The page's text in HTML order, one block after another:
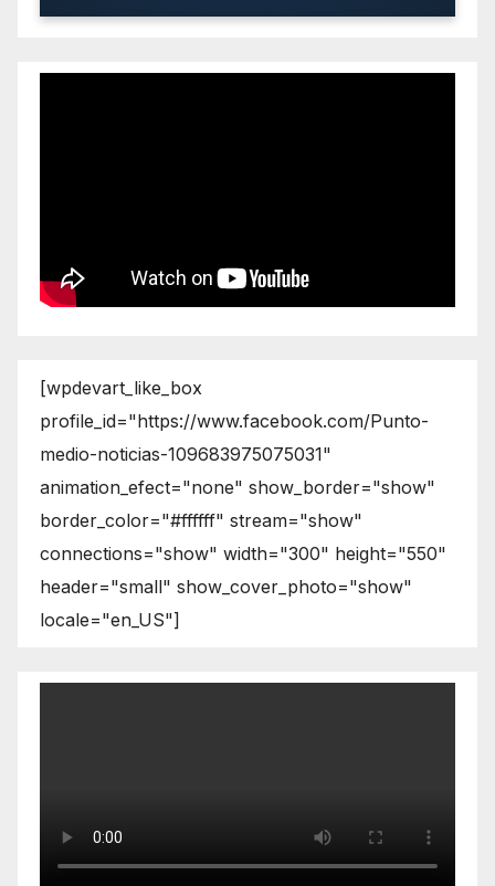
[wpdevart_like_box
profile_id="https://www.facebook.com/Punto-
medio-noticias-109683975075031"
animation_efect="none" show_border="show"
border_color="#ffffff" stream="show"
connections="show" width="300" height="550"
header="small" show_cover_photo="show"
locale="en_US"]